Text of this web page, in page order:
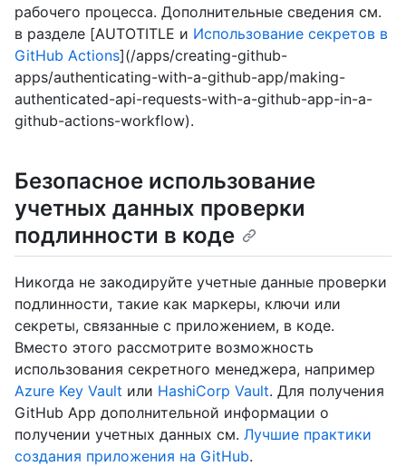
рабочего процесса. Дополнительные сведения см.
в разделе [AUTOTITLE и Использование секретов в
GitHub Actions](/apps/creating-github-
apps/authenticating-with-a-github-app/making-
authenticated-api-requests-with-a-github-app-in-a-
github-actions-workflow).
Безопасное использование
учетных данных проверки
подлинности в коде
Никогда не закодируйте учетные данные проверки
подлинности, такие как маркеры, ключи или
секреты, связанные с приложением, в коде.
Вместо этого рассмотрите возможность
использования секретного менеджера, например
Azure Key Vault или HashiCorp Vault. Для получения
GitHub App дополнительной информации о
получении учетных данных см. Лучшие практики
создания приложения на GitHub.